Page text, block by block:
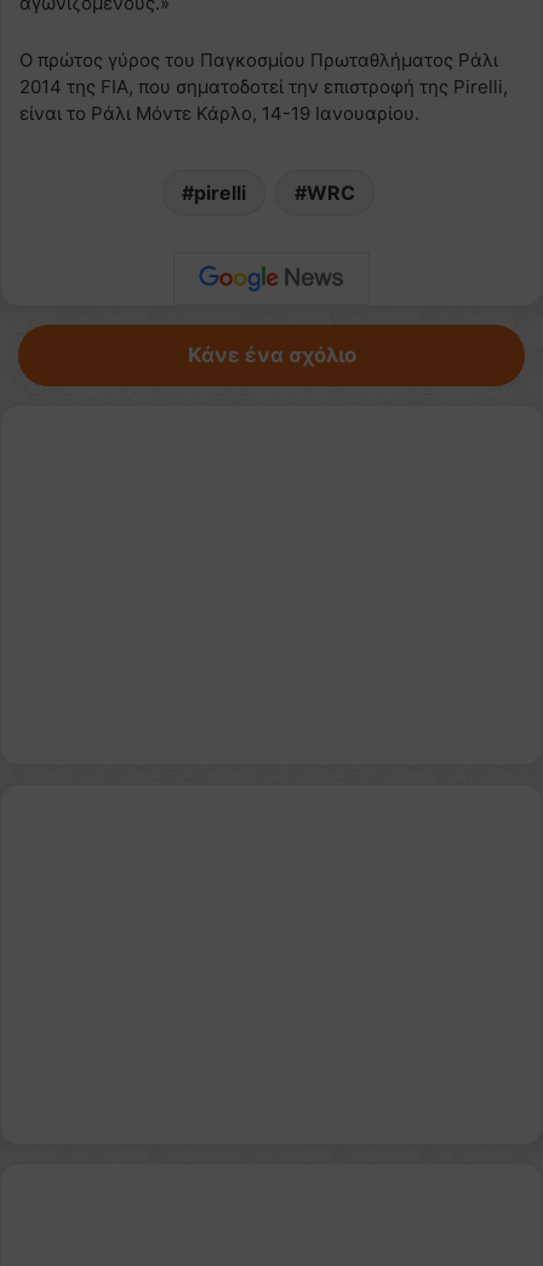
Ο πρώτος γύρος του Παγκοσμίου Πρωταθλήματος Ράλι
2014 της FIA, που σηματοδοτεί την επιστροφή της Pirelli,
είναι το Ράλι Μόντε Κάρλο, 14-19 Ιανουαρίου.
pirelli WRC
Κάνε ένα σχόλιο